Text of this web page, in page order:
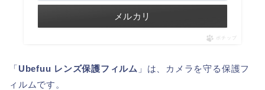
メルカリ
ポチップ
「Ubefuu レンズ保護フィルム 」は、カメラを守る保護フ
ィルムです。